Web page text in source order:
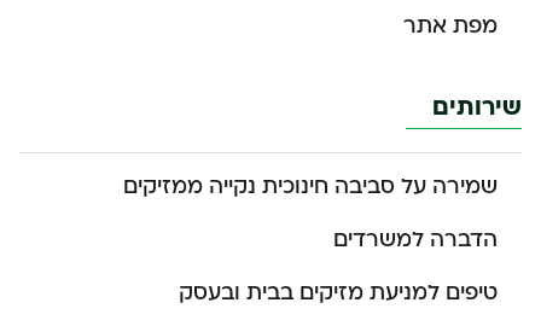
מפת אתר
שירותים
שמירה על סביבה חינוכית נקייה ממזיקים
הדברה למשרדים
טיפים למניעת מזיקים בבית ובעסק